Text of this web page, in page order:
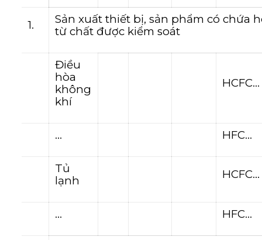
1.
Sản xuất thiết bị, sản phẩm có chứa
từ chất được kiểm soát
Điều
hòa
không
khí
HCFC…
… HFC…
Tủ
lạnh
HCFC…
… HFC…